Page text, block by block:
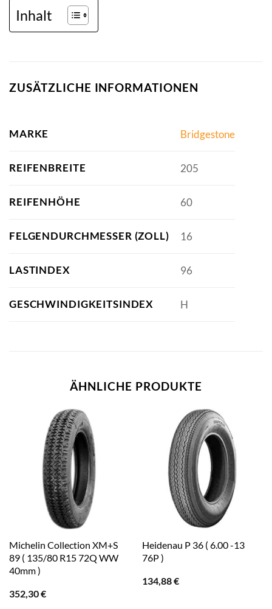
Inhalt
ZUSÄTZLICHE INFORMATIONEN
MARKE Bridgestone
REIFENBREITE 205
REIFENHÖHE 60
FELGENDURCHMESSER (ZOLL) 16
LASTINDEX 96
GESCHWINDIGKEITSINDEX H
ÄHNLICHE PRODUKTE
Michelin Collection XM+S
89 ( 135/80 R15 72Q WW
40mm )
352,30€
Heidenau P 36 ( 6.00 -13
76P )
134,88€